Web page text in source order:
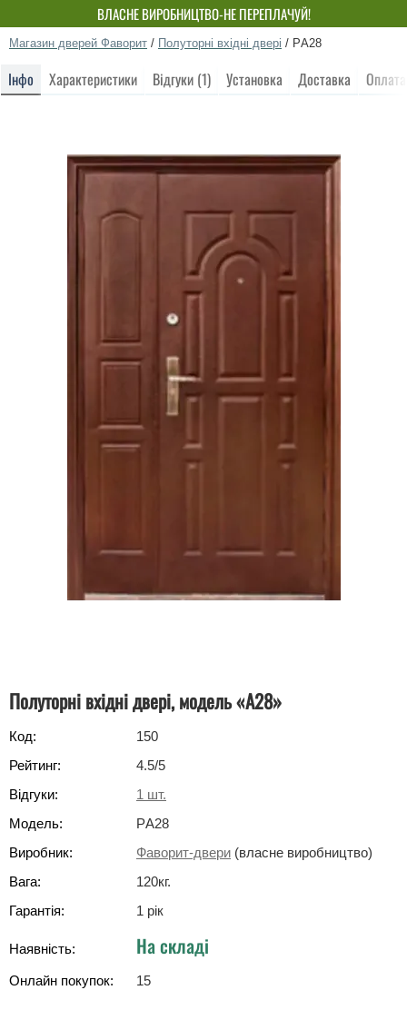
ВЛАСНЕ ВИРОБНИЦТВО-НЕ ПЕРЕПЛАЧУЙ!
Магазин дверей Фаворит / Полуторні вхідні двері / PА28
Інфо Характеристики Відгуки (1) Установка Доставка Оплата
Полуторні вхідні двері, модель «А28»
Код:
150
Рейтинг:
4.5/5
Відгуки:
1 шт.
Модель:
PА28
Виробник:
Фаворит-двери (власне виробництво)
Вага:
120кг.
Гарантія:
1 рік
Наявність: На складі
Онлайн покупок: 15